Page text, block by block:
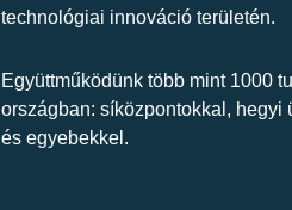
technológiai innováció területén.
Együttműködünk több mint 1000
országban: síközpontokkal, hegyi
és egyebekkel.